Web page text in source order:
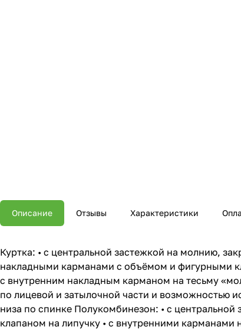
Описание Отзывы Характеристики
Куртка: • с центральной застежкой на молнию,
накладными карманами с объёмом и фигурными
с внутренним накладным карманом на тесьму
по лицевой и затылочной части и возможностью
низа по спинке Полукомбинезон: • с
клапаном на липучку • с внутренними